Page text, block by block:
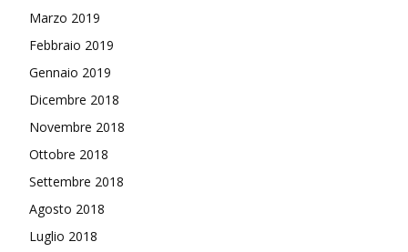
Marzo 2019
Febbraio 2019
Gennaio 2019
Dicembre 2018
Novembre 2018
Ottobre 2018
Settembre 2018
Agosto 2018
Luglio 2018